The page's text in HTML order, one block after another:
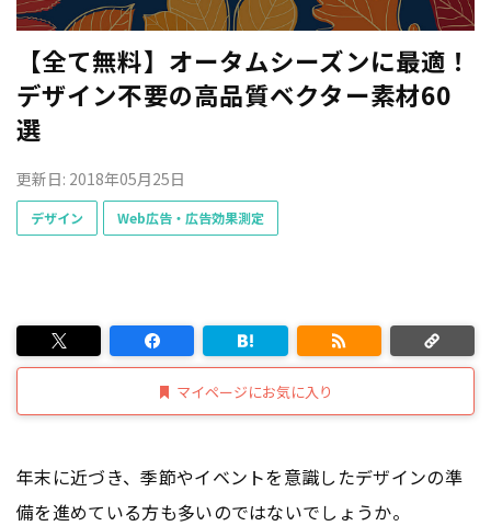
【全て無料】オータムシーズンに最適！
デザイン不要の高品質ベクター素材60
選
更新日: 2018年05月25日
デザイン Web広告・広告効果測定
マイページにお気に入り
年末に近づき、季節やイベントを意識したデザインの準
備を進めている方も多いのではないでしょうか。